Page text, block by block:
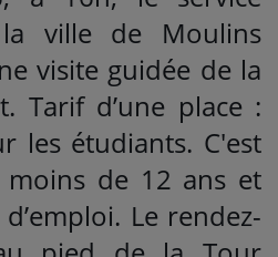
ville de Moulins
visite guidée de la
Tarif d’une place :
les étudiants. C'est
de 12 ans et
Le rendez-